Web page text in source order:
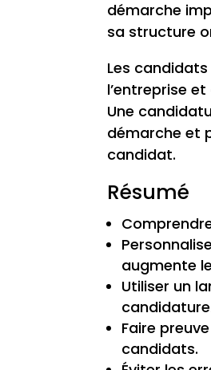
démarche
sa structure
Les
l’entreprise
Une
démarche et
candidat.
Résumé
augmente
Utiliser un
Faire
candidats.